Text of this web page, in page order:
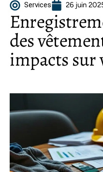
Services 26 juin
des
impacts sur